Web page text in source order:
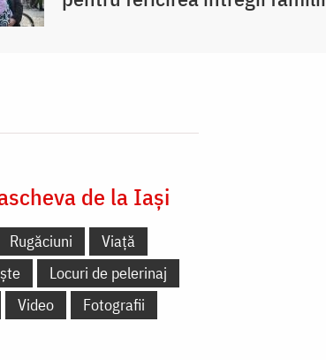
de la Iași
Rugăciuni
Viață
Locuri de pelerinaj
Video Fotografii